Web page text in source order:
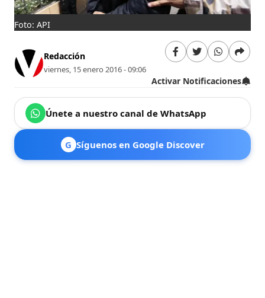
Foto: API
Redacción
viernes, 15 enero 2016 - 09:06
Activar Notificaciones
Únete a nuestro canal de WhatsApp
G Síguenos en Google Discover